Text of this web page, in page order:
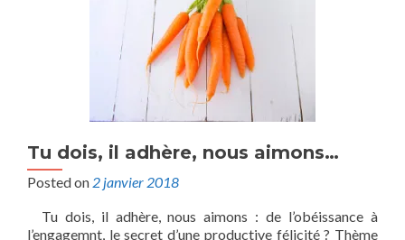
Tu dois, il adhère, nous aimons…
Posted on 2 janvier 2018
Tu dois, il adhère, nous aimons : de l’obéissance à
l’engagemnt, le secret d’une productive félicité ? Thème